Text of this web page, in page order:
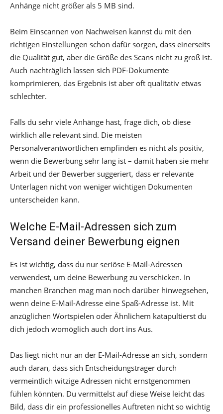
Anhänge nicht größer als 5 MB sind.
Beim Einscannen von Nachweisen kannst du mit den
richtigen Einstellungen schon dafür sorgen, dass einerseits
die Qualität gut, aber die Größe des Scans nicht zu groß ist.
Auch nachträglich lassen sich PDF-Dokumente
komprimieren, das Ergebnis ist aber oft qualitativ etwas
schlechter.
Falls du sehr viele Anhänge hast, frage dich, ob diese
wirklich alle relevant sind. Die meisten
Personalverantwortlichen empfinden es nicht als positiv,
wenn die Bewerbung sehr lang ist – damit haben sie mehr
Arbeit und der Bewerber suggeriert, dass er relevante
Unterlagen nicht von weniger wichtigen Dokumenten
unterscheiden kann.
Welche E-Mail-Adressen sich zum
Versand deiner Bewerbung eignen
Es ist wichtig, dass du nur seriöse E-Mail-Adressen
verwendest, um deine Bewerbung zu verschicken. In
manchen Branchen mag man noch darüber hinwegsehen,
wenn deine E-Mail-Adresse eine Spaß-Adresse ist. Mit
anzüglichen Wortspielen oder Ähnlichem katapultierst du
dich jedoch womöglich auch dort ins Aus.
Das liegt nicht nur an der E-Mail-Adresse an sich, sondern
auch daran, dass sich Entscheidungsträger durch
vermeintlich witzige Adressen nicht ernstgenommen
fühlen könnten. Du vermittelst auf diese Weise leicht das
Bild, dass dir ein professionelles Auftreten nicht so wichtig